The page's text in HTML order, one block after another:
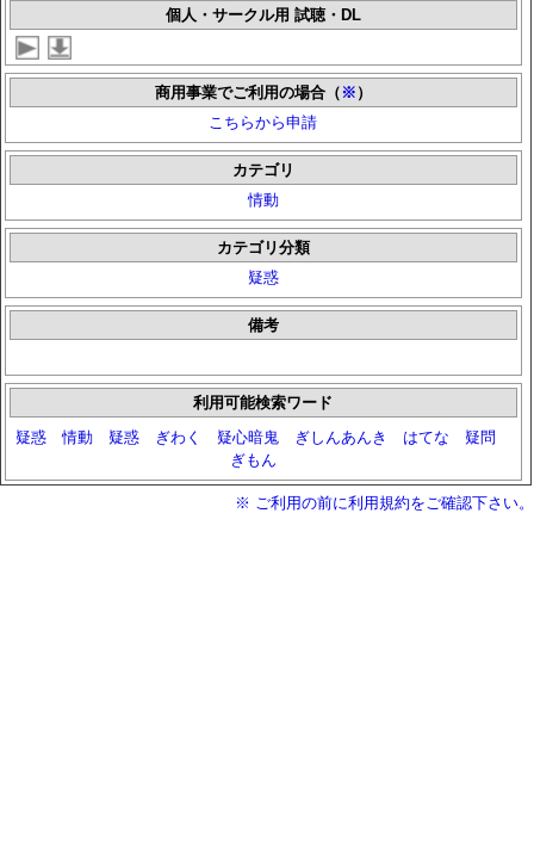
個人・サークル用 試聴・DL
商用事業でご利用の場合（ ※ ）
こちらから申請
カテゴリ
情動
カテゴリ分類
疑惑
備考
利用可能検索ワード
疑惑
情動 疑惑 ぎわく 疑心暗鬼 ぎしんあんき はてな
疑問
ぎもん
※ ご利用の前に利用規約をご確認下さい。